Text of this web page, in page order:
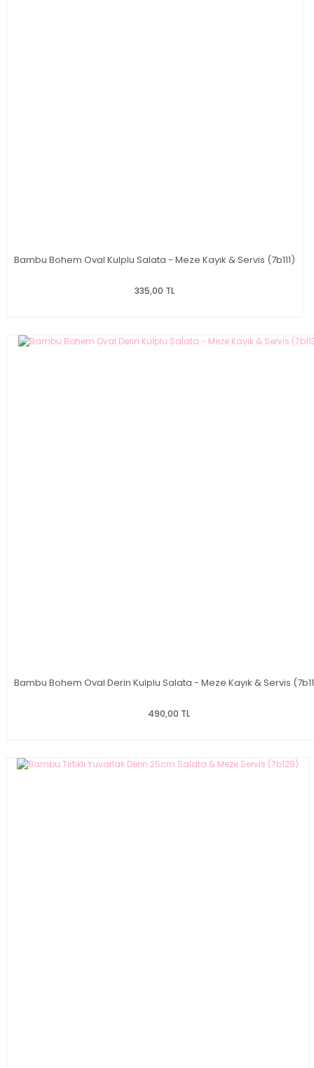
Bambu Bohem Oval Kulplu Salata - Meze Kayık & Servis (7b111)
335,00 TL
Bambu Bohem Oval Derin Kulplu Salata - Meze Kayık & Servis
490,00 TL